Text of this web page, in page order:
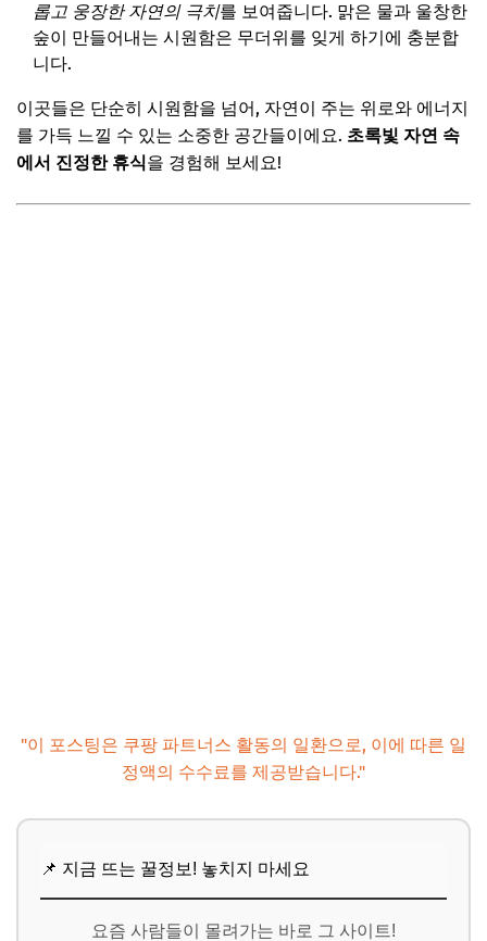
롭고 웅장한 자연의 극치를 보여줍니다. 맑은 물과 울창한
숲이 만들어내는 시원함은 무더위를 잊게 하기에 충분합
니다.
이곳들은 단순히 시원함을 넘어, 자연이 주는 위로와 에너지
를 가득 느낄 수 있는 소중한 공간들이에요. 초록빛 자연 속
에서 진정한 휴식을 경험해 보세요!
"이 포스팅은 쿠팡 파트너스 활동의 일환으로, 이에 따른 일
정액의 수수료를 제공받습니다."
📌 지금 뜨는 꿀정보! 놓치지 마세요
요즘 사람들이 몰려가는 바로 그 사이트!